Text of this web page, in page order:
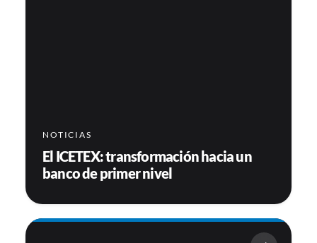
NOTICIAS
El ICETEX: transformación hacia un
banco de primer nivel